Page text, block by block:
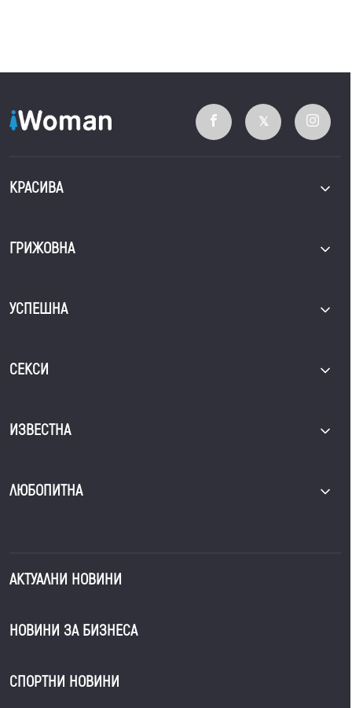
КРАСИВА
ГРИЖОВНА
УСПЕШНА
СЕКСИ
ИЗВЕСТНА
ЛЮБОПИТНА
АКТУАЛНИ НОВИНИ
НОВИНИ ЗА БИЗНЕСА
СПОРТНИ НОВИНИ